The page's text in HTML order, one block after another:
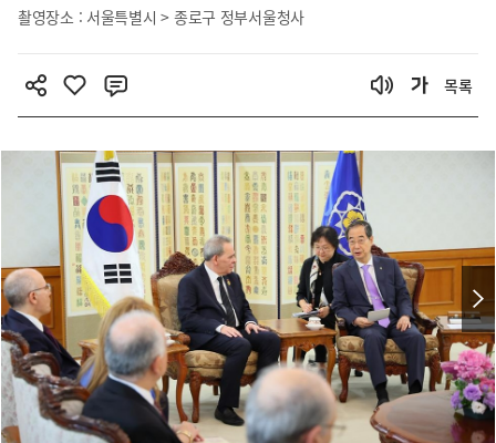
촬영장소 : 서울특별시 > 종로구 정부서울청사
목록